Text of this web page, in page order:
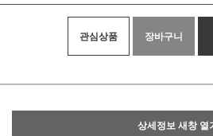
관심상품 장바구니
상세정보 새창 열